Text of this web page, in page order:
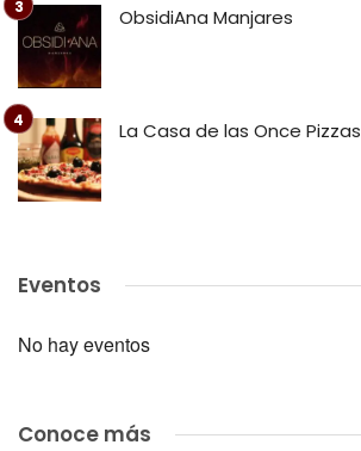
ObsidiAna Manjares
La Casa de las Once Pizzas
Eventos
No hay eventos
Conoce más